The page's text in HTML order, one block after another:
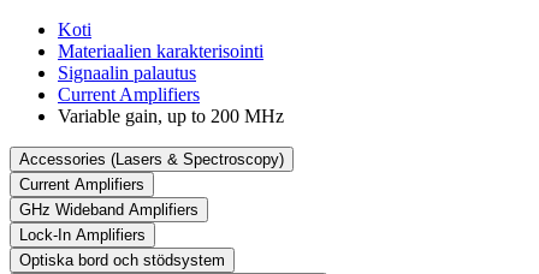
Koti
Materiaalien karakterisointi
Signaalin palautus
Current Amplifiers
Variable gain, up to 200 MHz
Accessories (Lasers & Spectroscopy)
Current Amplifiers
GHz Wideband Amplifiers
Lock-In Amplifiers
Optiska bord och stödsystem